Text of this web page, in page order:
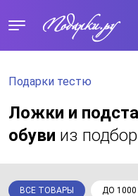
Подарки тестю
Ложки и
обуви из
ВСЕ ТОВАРЫ ДО 1000